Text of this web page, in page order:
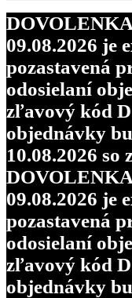
DOVOLENKA
09.08.2026 je
pozastavená
odosielaní
zľavový kód
objednávky
10.08.2026
DOVOLENKA
09.08.2026 je
pozastavená
odosielaní
zľavový kód
objednávky